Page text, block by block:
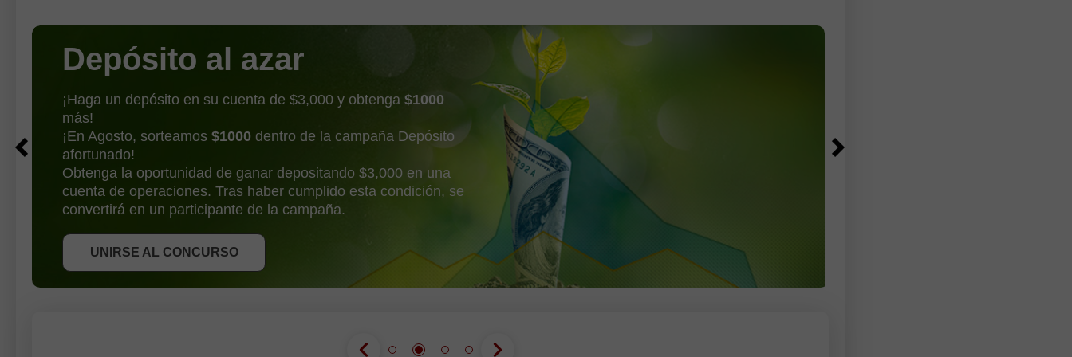
Depósito al azar
¡Haga un depósito en su cuenta de $3,000 y obtenga $1000
más!
¡En Agosto, sorteamos $1000 dentro de la campaña Depósito
afortunado!
Obtenga la oportunidad de ganar depositando $3,000 en una
cuenta de operaciones. Tras haber cumplido esta condición, se
convertirá en un participante de la campaña.
UNIRSE AL CONCURSO
OBTENER BONO